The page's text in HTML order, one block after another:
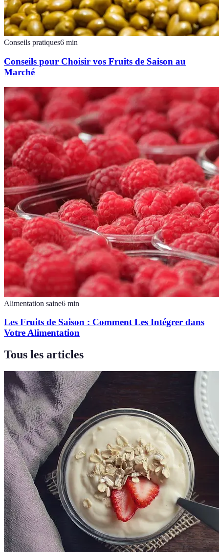
Conseils pratiques6 min
Conseils pour Choisir vos Fruits de Saison au
Marché
Alimentation saine6 min
Les Fruits de Saison : Comment Les Intégrer dans
Votre Alimentation
Tous les articles